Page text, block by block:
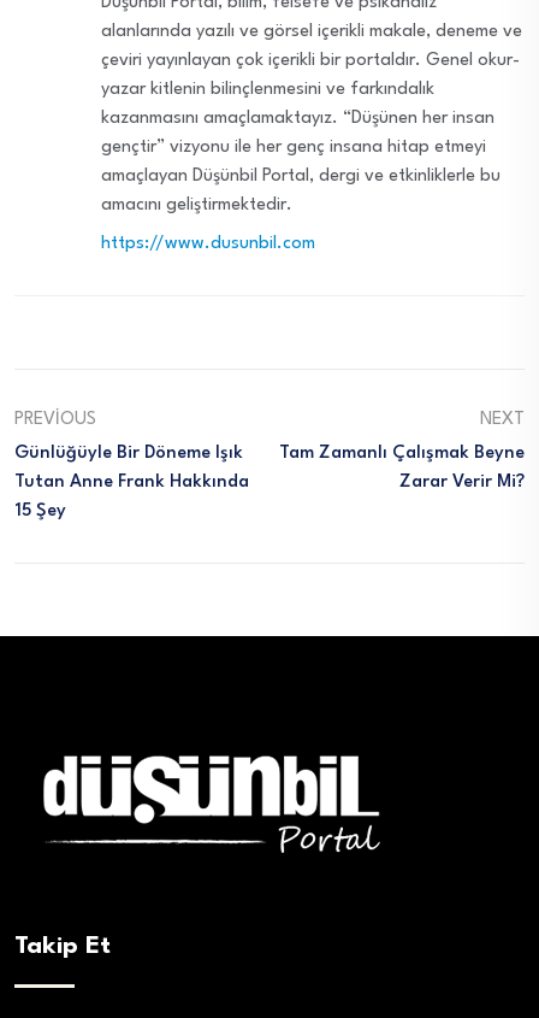
alanlarında yazılı ve görsel içerikli makale, deneme ve
çeviri yayınlayan çok içerikli bir portaldır. Genel okur-
yazar kitlenin bilinçlenmesini ve farkındalık
kazanmasını amaçlamaktayız. “Düşünen her insan
gençtir” vizyonu ile her genç insana hitap etmeyi
amaçlayan Düşünbil Portal, dergi ve etkinliklerle bu
amacını geliştirmektedir.
https://www.dusunbil.com
PREVIOUS
Günlüğüyle Bir Döneme Işık
Tutan Anne Frank Hakkında
15 Şey
NEXT
Tam Zamanlı Çalışmak Beyne
Zarar Verir Mi?
Takip Et